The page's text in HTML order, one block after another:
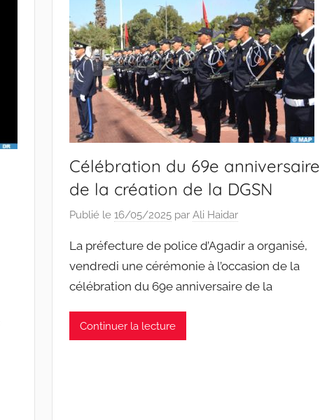
Célébration du 69e anniversaire
de la création de la DGSN
Publié le16/05/2025 parAli Haidar
La préfecture de police d’Agadir a organisé,
vendredi une cérémonie à l’occasion de la
célébration du 69e anniversaire de la
Continuer la lecture